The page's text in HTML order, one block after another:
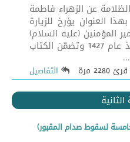
عن الزهراء فاطمة
العنوان يؤرخ للزيارة
المؤمنين (عليه السلام)
التي بدأ المؤمنون بإحيائها منذ عام 1427 وتضمّن الكتاب
قرئ 2280 مرة التفاصيل
لسقوط صدام المقبور)